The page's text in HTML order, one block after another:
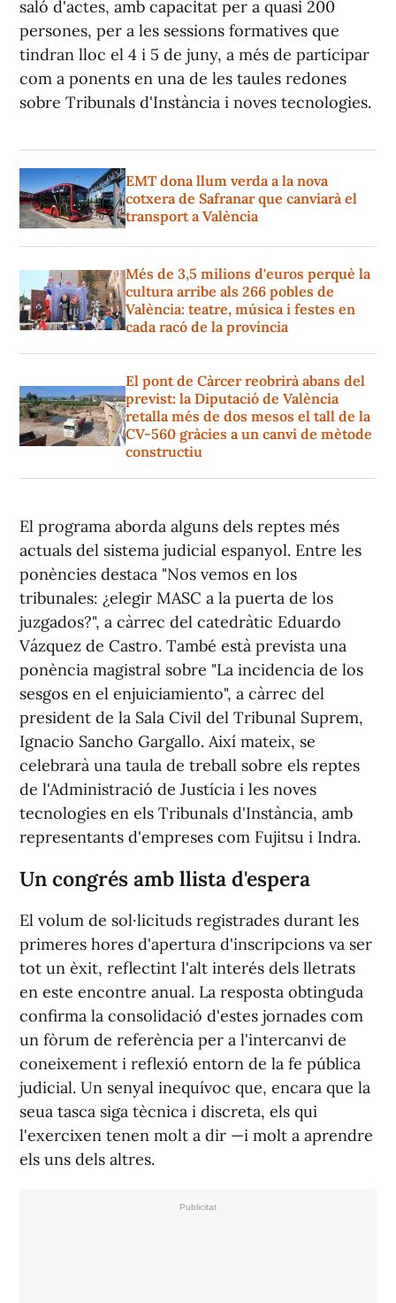
saló d'actes, amb capacitat per a quasi 200
persones, per a les sessions formatives que
tindran lloc el 4 i 5 de juny, a més de participar
com a ponents en una de les taules redones
sobre Tribunals d'Instància i noves tecnologies.
EMT dona llum verda a la nova
cotxera de Safranar que canviarà el
transport a València
Més de 3,5 milions d'euros perquè la
cultura arribe als 266 pobles de
València: teatre, música i festes en
cada racó de la província
El pont de Càrcer reobrirà abans del
previst: la Diputació de València
retalla més de dos mesos el tall de la
CV-560 gràcies a un canvi de mètode
constructiu
El programa aborda alguns dels reptes més
actuals del sistema judicial espanyol. Entre les
ponències destaca "Nos vemos en los
tribunales: ¿elegir MASC a la puerta de los
juzgados?", a càrrec del catedràtic Eduardo
Vázquez de Castro. També està prevista una
ponència magistral sobre "La incidencia de los
sesgos en el enjuiciamiento", a càrrec del
president de la Sala Civil del Tribunal Suprem,
Ignacio Sancho Gargallo. Així mateix, se
celebrarà una taula de treball sobre els reptes
de l'Administració de Justícia i les noves
tecnologies en els Tribunals d'Instància, amb
representants d'empreses com Fujitsu i Indra.
Un congrés amb llista d'espera
El volum de sol·licituds registrades durant les
primeres hores d'apertura d'inscripcions va ser
tot un èxit, reflectint l'alt interés dels lletrats
en este encontre anual. La resposta obtinguda
confirma la consolidació d'estes jornades com
un fòrum de referència per a l'intercanvi de
coneixement i reflexió entorn de la fe pública
judicial. Un senyal inequívoc que, encara que la
seua tasca siga tècnica i discreta, els qui
l'exercixen tenen molt a dir —i molt a aprendre
els uns dels altres.